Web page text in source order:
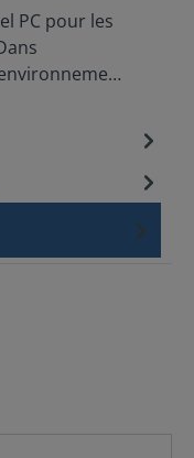
PC pour les